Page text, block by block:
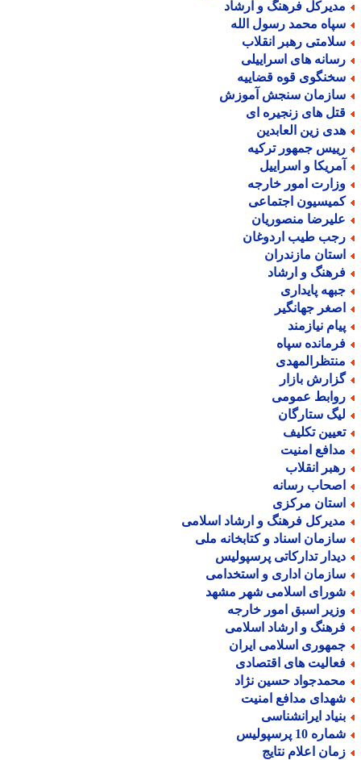
فرهنگ و ارشاد
محمد رسول الله
رهبر انقلاب
های اسراییلی
قوه قضاییه
سنجش آموزش
های زنجیره ای
زین العابدین
جمهور ترکیه
و اسراییل
امور خارجه
اجتماعی
منصوریان
طیب اردوغان
مازندران
و ارشاد
پایداری
جهانگیر
نیازمند
سپاه
بازار
عمومی
ستارگان
تکلیف
امنیت
انقلاب
رسانه
مرکزی
فرهنگ و ارشاد اسلامی
اسناد و کتابخانه ملی
تدارکاتی پرسپولیس
اداری و استخدامی
اسلامی شهر مشهد
اسبق امور خارجه
و ارشاد اسلامی
اسلامی ایران
های اقتصادی
حسین نژاد
مدافع امنیت
ایرانشناسی
10 پرسپولیس
اعلام نتایج